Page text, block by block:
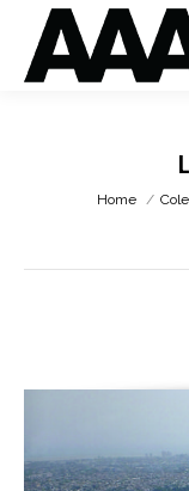
You are
Home